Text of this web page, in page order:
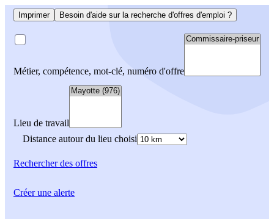
Imprimer Besoin d'aide sur la recherche d'offres d'emploi ?
Métier, compétence, mot-clé, numéro d'offre
Lieu de travail
Distance autour du lieu choisi
Rechercherdes offres
Créer une alerte